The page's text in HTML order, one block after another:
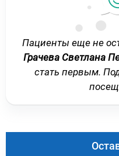
Пациенты еще не
Грачева Светлана
стать первым.